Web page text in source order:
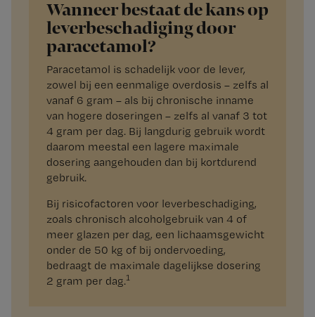
Wanneer bestaat de kans op
leverbeschadiging door
paracetamol?
Paracetamol is schadelijk voor de lever,
zowel bij een eenmalige overdosis – zelfs al
vanaf 6 gram – als bij chronische inname
van hogere doseringen – zelfs al vanaf 3 tot
4 gram per dag. Bij langdurig gebruik wordt
daarom meestal een lagere maximale
dosering aangehouden dan bij kortdurend
gebruik.
Bij risicofactoren voor leverbeschadiging,
zoals chronisch alcoholgebruik van 4 of
meer glazen per dag, een lichaamsgewicht
onder de 50 kg of bij ondervoeding,
bedraagt de maximale dagelijkse dosering
2 gram per dag.1